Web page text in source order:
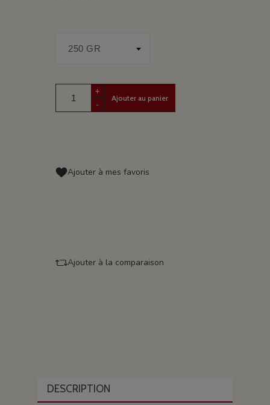
+
-
Ajouter au panier
Ajouter à mes favoris
Ajouter à la comparaison
DESCRIPTION